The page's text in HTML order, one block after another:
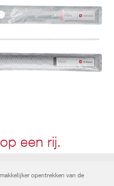
een rij.
opentrekken van de